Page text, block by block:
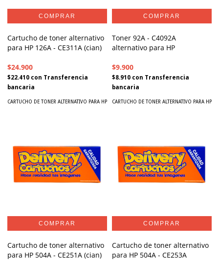
Cartucho de toner alternativo
para HP 126A - CE311A (cian)
$24.900
$22.410 con Transferencia
bancaria
CARTUCHO DE TONER ALTERNATIVO PARA HP
Toner 92A - C4092A
alternativo para HP
$9.900
$8.910 con Transferencia
bancaria
CARTUCHO DE TONER ALTERNATIVO PARA HP
Cartucho de toner alternativo
para HP 504A - CE251A (cian)
Cartucho de toner alternativo
para HP 504A - CE253A